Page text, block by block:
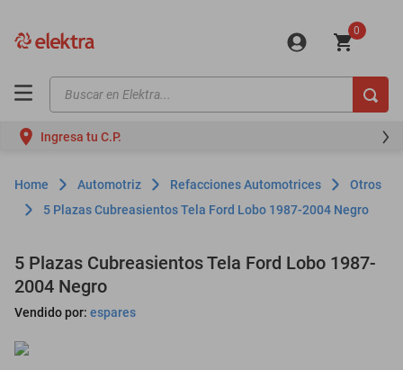
0
Buscar en Elektra...
Ingresa tu C.P.
Automotriz Refacciones Automotrices
Otros
5 Plazas Cubreasientos Tela Ford Lobo 1987-2004 Negro
5 Plazas Cubreasientos Tela Ford Lobo 1987-
2004 Negro
Vendido por: espares
motos
moto
celulares
refrigeradores